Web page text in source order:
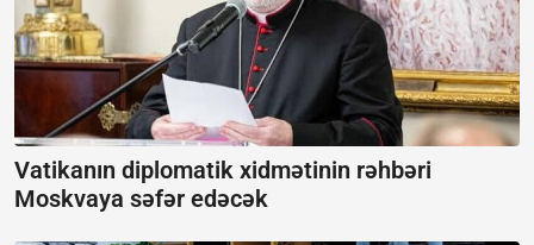
Vatikanın diplomatik xidmətinin rəhbəri
Moskvaya səfər edəcək